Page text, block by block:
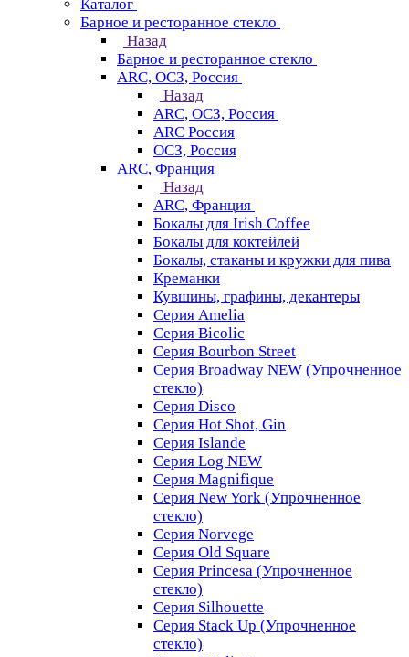
Каталог
Барное и ресторанное стекло
Назад
Барное и ресторанное стекло
ARC, ОСЗ, Россия
Назад
ARC, ОСЗ, Россия
ARC Россия
ОСЗ, Россия
ARC, Франция
Назад
ARC, Франция
Бокалы для Irish Coffee
Бокалы для коктейлей
Бокалы, стаканы и кружки для пива
Креманки
Кувшины, графины, декантеры
Серия Amelia
Серия Bicolic
Серия Bourbon Street
Серия Broadway NEW (Упрочненное
стекло)
Серия Disco
Серия Hot Shot, Gin
Серия Islande
Серия Log NEW
Серия Magnifique
Серия New York (Упрочненное
стекло)
Серия Norvege
Серия Old Square
Серия Princesa (Упрочненное
стекло)
Серия Silhouette
Серия Stack Up (Упрочненное
стекло)